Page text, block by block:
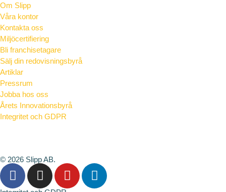
Om Slipp
Våra kontor
Kontakta oss
Miljöcertifiering
Bli franchisetagare
Sälj din redovisningsbyrå
Artiklar
Pressrum
Jobba hos oss
Årets Innovationsbyrå
Integritet och GDPR
© 2026 Slipp AB.